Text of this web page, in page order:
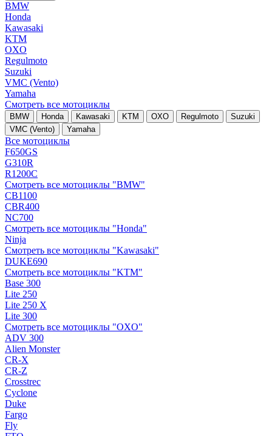
BMW
Honda
Kawasaki
KTM
OXO
Regulmoto
Suzuki
VMC (Vento)
Yamaha
Смотреть все мотоциклы
BMW Honda Kawasaki KTM OXO Regulmoto
Suzuki
VMC (Vento)
Yamaha
Все мотоциклы
F650GS
G310R
R1200C
Смотреть все мотоциклы "BMW"
CB1100
CBR400
NC700
Смотреть все мотоциклы "Honda"
Ninja
Смотреть все мотоциклы "Kawasaki"
DUKE690
Смотреть все мотоциклы "KTM"
Base 300
Lite 250
Lite 250 X
Lite 300
Смотреть все мотоциклы "OXO"
ADV 300
Alien Monster
CR-X
CR-Z
Crosstrec
Cyclone
Duke
Fargo
Fly